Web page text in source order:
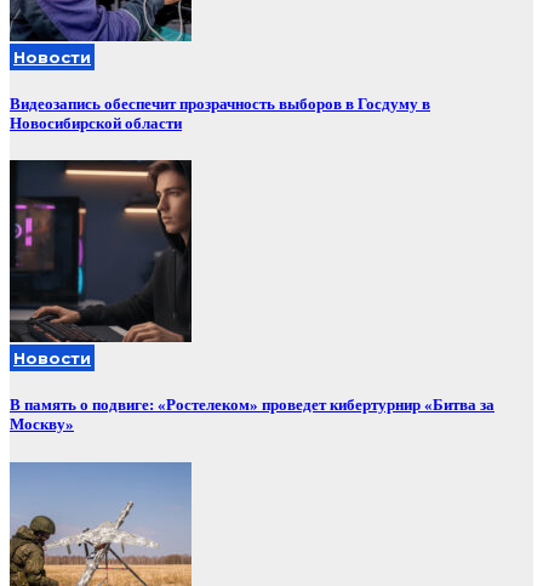
Новости
Видеозапись обеспечит прозрачность выборов в Госдуму в
Новосибирской области
Новости
В память о подвиге: «Ростелеком» проведет кибертурнир «Битва за
Москву»